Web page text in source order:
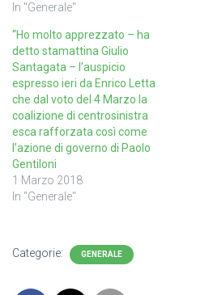
In "Generale"
“Ho molto apprezzato – ha
detto stamattina Giulio
Santagata – l’auspicio
espresso ieri da Enrico Letta
che dal voto del 4 Marzo la
coalizione di centrosinistra
esca rafforzata così come
l’azione di governo di Paolo
Gentiloni
1 Marzo 2018
In "Generale"
Categorie: GENERALE